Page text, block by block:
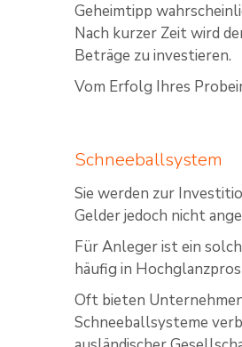
Geheimtipp
Nach kurzer Zeit wird
Beträge zu investieren.
Vom Erfolg Ihres
Schneeballsystem
Sie werden zur
Gelder jedoch nicht
Für Anleger ist ein
häufig in
Oft bieten
Schneeballsysteme